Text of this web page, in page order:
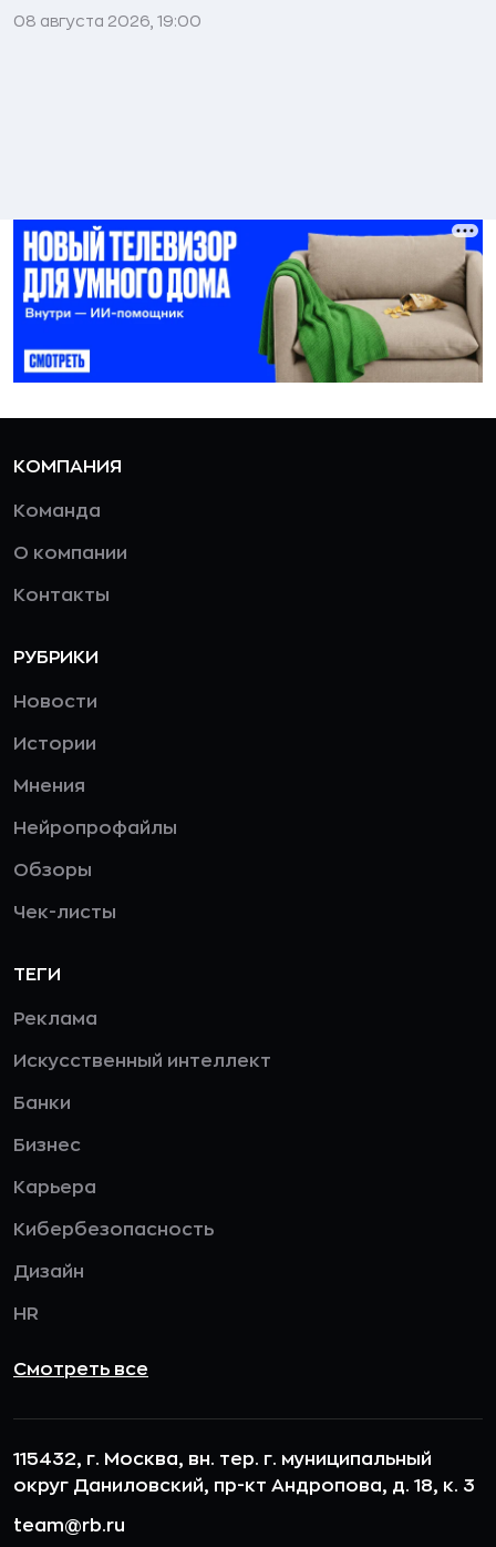
08 августа 2026, 19:00
КОМПАНИЯ
Команда
О компании
Контакты
РУБРИКИ
Новости
Истории
Мнения
Нейропрофайлы
Обзоры
Чек-листы
ТЕГИ
Реклама
Искусственный интеллект
Банки
Бизнес
Карьера
Кибербезопасность
Дизайн
HR
Смотреть все
115432, г. Москва, вн. тер. г. муниципальный
округ Даниловский, пр-кт Андропова, д. 18, к. 3
team@rb.ru